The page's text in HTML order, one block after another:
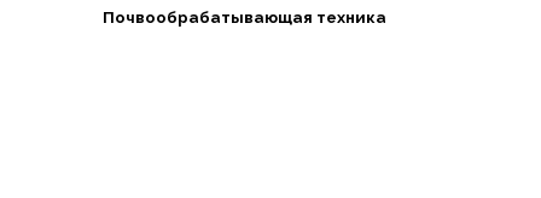
Почвообрабатывающая техника